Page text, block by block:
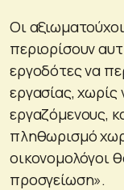
Οι
περιορίσουν
εργοδότες να
εργασίας,
εργαζόμενους,
πληθωρισμό
οικονομολόγοι
προσγείωση».